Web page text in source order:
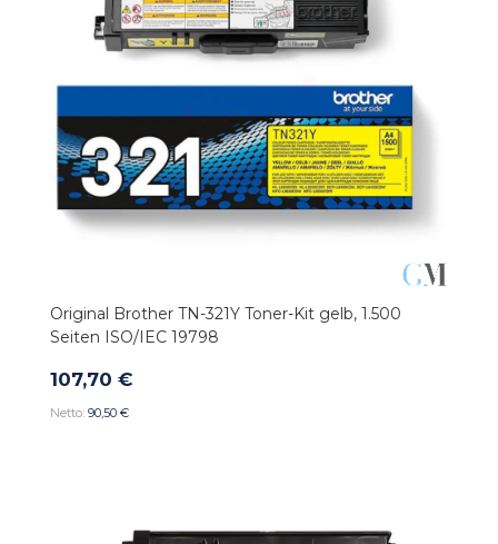
Original Brother TN-321Y Toner-Kit gelb, 1.500
Seiten ISO/IEC 19798
107,70 €
90,50 €